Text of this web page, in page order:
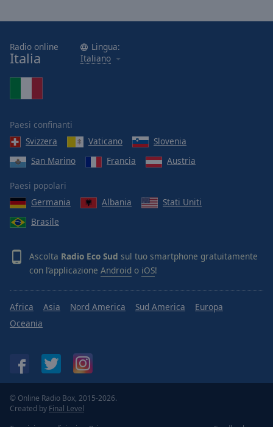
Radio online
Italia
Lingua:
Italiano
Paesi confinanti
Svizzera
Vaticano
Slovenia
San Marino
Francia Austria
Paesi popolari
Germania
Albania
Stati Uniti
Brasile
Ascolta Radio Eco Sud sul tuo smartphone gratuitamente
con l’applicazione Android o iOS!
Africa Asia Nord America Sud America
Europa
Oceania
© Online Radio Box, 2015-2026.
Created by Final Level